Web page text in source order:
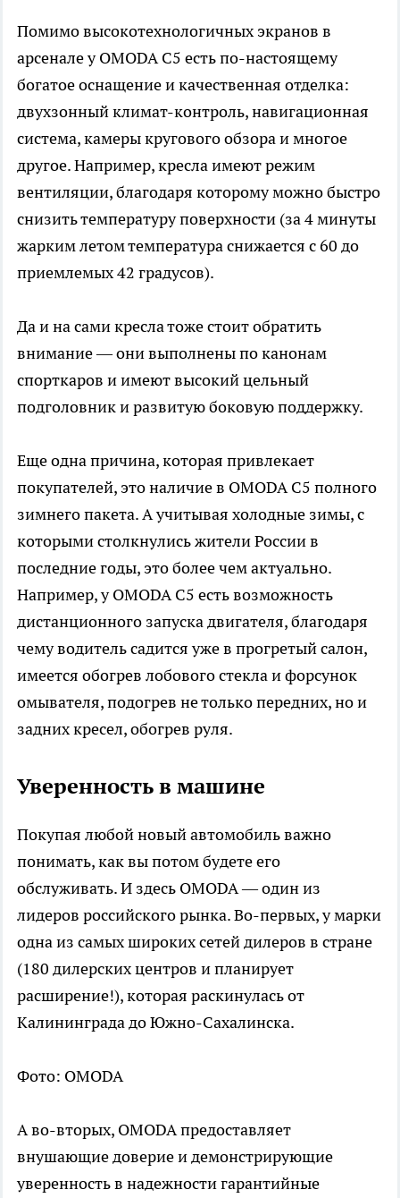
Помимо высокотехнологичных экранов в
арсенале у OMODA C5 есть по-настоящему
богатое оснащение и качественная отделка:
двухзонный климат-контроль, навигационная
система, камеры кругового обзора и многое
другое. Например, кресла имеют режим
вентиляции, благодаря которому можно быстро
снизить температуру поверхности (за 4 минуты
жарким летом температура снижается с 60 до
приемлемых 42 градусов).
Да и на сами кресла тоже стоит обратить
внимание — они выполнены по канонам
спорткаров и имеют высокий цельный
подголовник и развитую боковую поддержку.
Еще одна причина, которая привлекает
покупателей, это наличие в OMODA C5 полного
зимнего пакета. А учитывая холодные зимы, с
которыми столкнулись жители России в
последние годы, это более чем актуально.
Например, у OMODA C5 есть возможность
дистанционного запуска двигателя, благодаря
чему водитель садится уже в прогретый салон,
имеется обогрев лобового стекла и форсунок
омывателя, подогрев не только передних, но и
задних кресел, обогрев руля.
Уверенность в машине
Покупая любой новый автомобиль важно
понимать, как вы потом будете его
обслуживать. И здесь OMODA — один из
лидеров российского рынка. Во-первых, у марки
одна из самых широких сетей дилеров в стране
(180 дилерских центров и планирует
расширение!), которая раскинулась от
Калининграда до Южно-Сахалинска.
Фото: OMODA
А во-вторых, OMODA предоставляет
внушающие доверие и демонстрирующие
уверенность в надежности гарантийные